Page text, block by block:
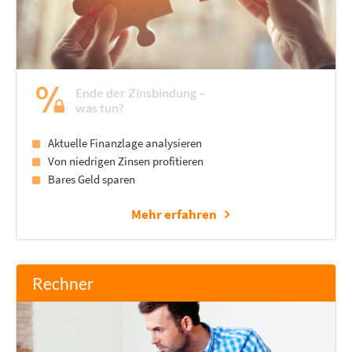
Ende der Zinsbindung –
was tun?
Aktuelle Finanzlage analysieren
Von niedrigen Zinsen profitieren
Bares Geld sparen
Mehr erfahren
Rechner